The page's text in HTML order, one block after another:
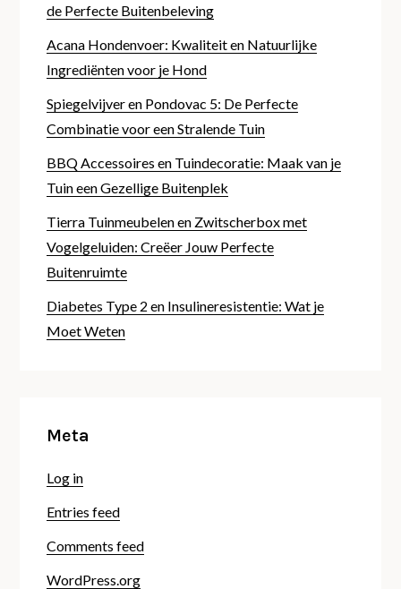
de Perfecte Buitenbeleving
Acana Hondenvoer: Kwaliteit en Natuurlijke
Ingrediënten voor je Hond
Spiegelvijver en Pondovac 5: De Perfecte
Combinatie voor een Stralende Tuin
BBQ Accessoires en Tuindecoratie: Maak van je
Tuin een Gezellige Buitenplek
Tierra Tuinmeubelen en Zwitscherbox met
Vogelgeluiden: Creëer Jouw Perfecte
Buitenruimte
Diabetes Type 2 en Insulineresistentie: Wat je
Moet Weten
Meta
Log in
Entries feed
Comments feed
WordPress.org